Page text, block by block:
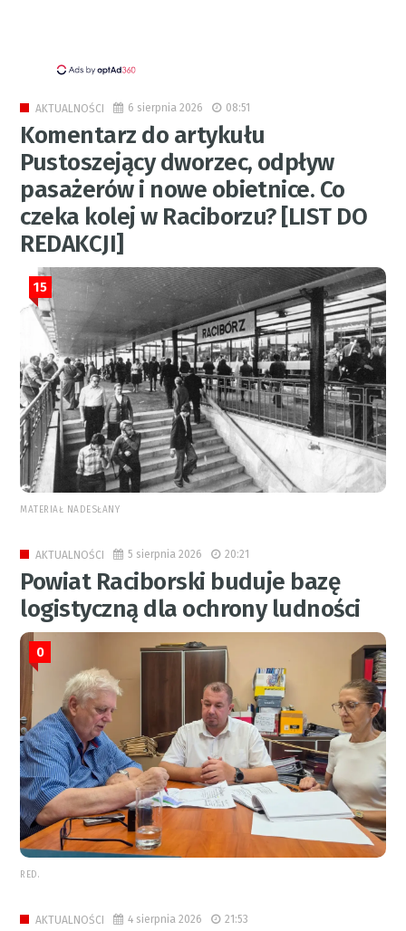
AKTUALNOŚCI 6 sierpnia 2026 08:51
Komentarz do artykułu
Pustoszejący dworzec, odpływ
pasażerów i nowe obietnice. Co
czeka kolej w Raciborzu? [LIST DO
REDAKCJI]
15
MATERIAŁ NADESŁANY
AKTUALNOŚCI 5 sierpnia 2026 20:21
Powiat Raciborski buduje bazę
logistyczną dla ochrony ludności
0
RED.
AKTUALNOŚCI 4 sierpnia 2026 21:53